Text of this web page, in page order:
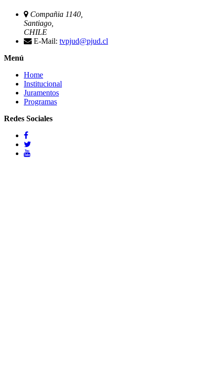
Compañia 1140,
Santiago,
CHILE
E-Mail: tvpjud@pjud.cl
Menú
Home
Institucional
Juramentos
Programas
Redes Sociales